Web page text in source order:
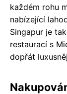
každém rohu
nabízející
Singapur je
restaurací s
dopřát